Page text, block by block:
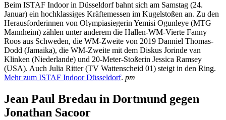
Beim ISTAF Indoor in Düsseldorf bahnt sich am Samstag (24.
Januar) ein hochklassiges Kräftemessen im Kugelstoßen an. Zu den
Herausforderinnen von Olympiasiegerin Yemisi Ogunleye (MTG
Mannheim) zählen unter anderem die Hallen-WM-Vierte Fanny
Roos aus Schweden, die WM-Zweite von 2019 Danniel Thomas-
Dodd (Jamaika), die WM-Zweite mit dem Diskus Jorinde van
Klinken (Niederlande) und 20-Meter-Stoßerin Jessica Ramsey
(USA). Auch Julia Ritter (TV Wattenscheid 01) steigt in den Ring.
Mehr zum ISTAF Indoor Düsseldorf. pm
Jean Paul Bredau in Dortmund gegen
Jonathan Sacoor